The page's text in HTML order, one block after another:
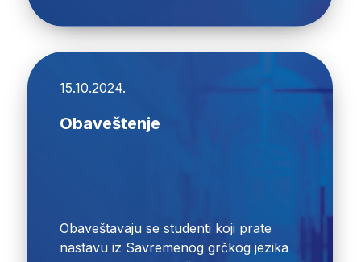
15.10.2024.
Obaveštenje
Obaveštavaju se studenti koji prate
nastavu iz Savremenog grčkog jezika